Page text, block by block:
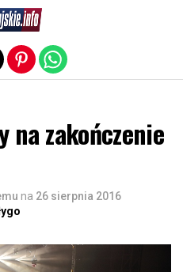
na zakończenie
na 26 sierpnia 2016
version